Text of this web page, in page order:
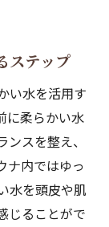
ステップ
い水を活用す
に柔らかい水
スを整え、
ナ内ではゆっ
水を頭皮や肌
じることがで